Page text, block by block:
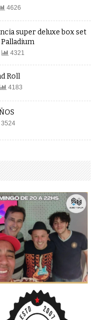
4626
super deluxe box set
4321
Roll
4183
3524